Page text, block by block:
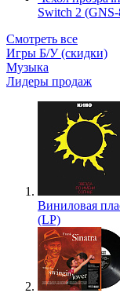
Switch 2
Смотреть все
Игры Б/У (скидки)
Музыка
Лидеры продаж
Виниловая
(LP)